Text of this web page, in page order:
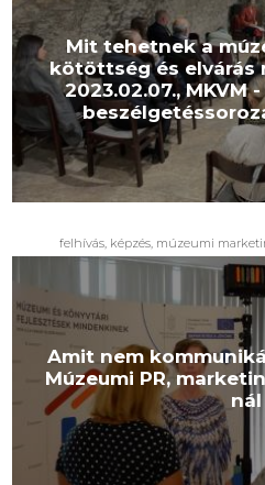
Mit tehetnek a
kötöttség és elvárás
2023.02.07., MKVM
felhívás, képzés, múzeumi
Amit nem
Múzeumi PR,
nál